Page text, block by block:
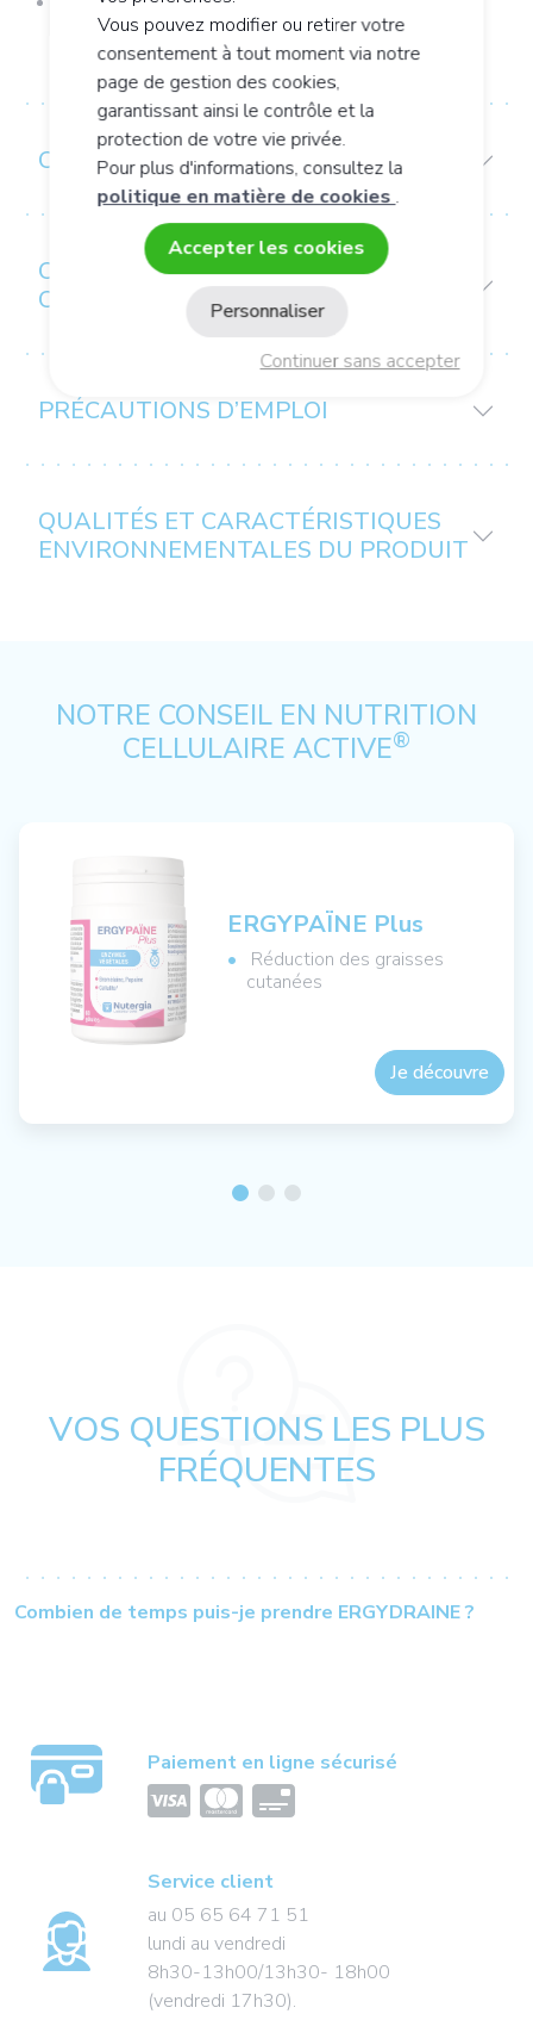
l’organisme
COMPOSITION
CONSEIL D’UTILISATION /
CONSERVATION
PRÉCAUTIONS D’EMPLOI
QUALITÉS ET CARACTÉRISTIQUES
ENVIRONNEMENTALES DU PRODUIT
NOTRE CONSEIL EN NUTRITION
CELLULAIRE ACTIVE®
ERGYPAÏNE Plus
Réduction des graisses
cutanées
Je découvre
VOS QUESTIONS LES PLUS
FRÉQUENTES
Combien de temps puis-je prendre ERGYDRAINE ?
Paiement en ligne sécurisé
Service client
au 05 65 64 71 51
lundi au vendredi
8h30-13h00/13h30- 18h00
(vendredi 17h30).
Vous pouvez modifier ou retirer votre
consentement à tout moment via notre
page de gestion des cookies,
garantissant ainsi le contrôle et la
protection de votre vie privée.
Pour plus d'informations, consultez la
politique en matière de cookies .
Accepter les cookies
Continuer sans accepter
Personnaliser